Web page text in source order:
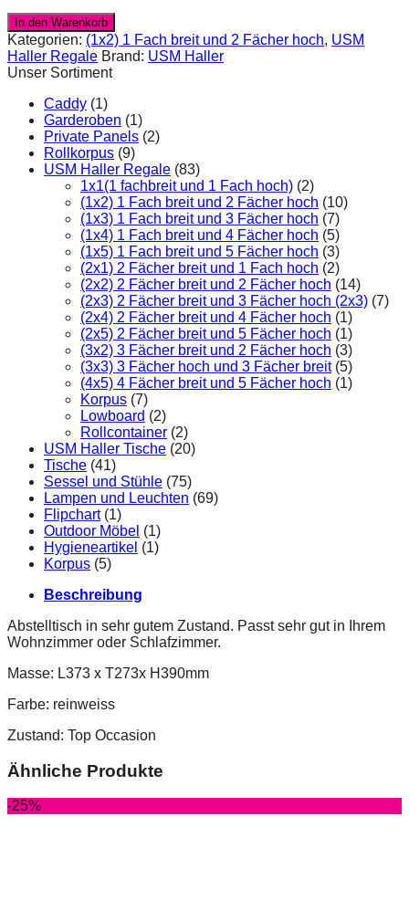
In den Warenkorb
Kategorien: (1x2) 1 Fach breit und 2 Fächer hoch, USM
Haller Regale Brand: USM Haller
Unser Sortiment
Caddy (1)
Garderoben (1)
Private Panels (2)
Rollkorpus (9)
USM Haller Regale (83)
1x1(1 fachbreit und 1 Fach hoch) (2)
(1x2) 1 Fach breit und 2 Fächer hoch (10)
(1x3) 1 Fach breit und 3 Fächer hoch (7)
(1x4) 1 Fach breit und 4 Fächer hoch (5)
(1x5) 1 Fach breit und 5 Fächer hoch (3)
(2x1) 2 Fächer breit und 1 Fach hoch (2)
(2x2) 2 Fächer breit und 2 Fächer hoch (14)
(2x3) 2 Fächer breit und 3 Fächer hoch (2x3) (7)
(2x4) 2 Fächer breit und 4 Fächer hoch (1)
(2x5) 2 Fächer breit und 5 Fächer hoch (1)
(3x2) 3 Fächer breit und 2 Fächer hoch (3)
(3x3) 3 Fächer hoch und 3 Fächer breit (5)
(4x5) 4 Fächer breit und 5 Fächer hoch (1)
Korpus (7)
Lowboard (2)
Rollcontainer (2)
USM Haller Tische (20)
Tische (41)
Sessel und Stühle (75)
Lampen und Leuchten (69)
Flipchart (1)
Outdoor Möbel (1)
Hygieneartikel (1)
Korpus (5)
Beschreibung
Abstelltisch in sehr gutem Zustand. Passt sehr gut in Ihrem
Wohnzimmer oder Schlafzimmer.
Masse: L373 x T273x H390mm
Farbe: reinweiss
Zustand: Top Occasion
Ähnliche Produkte
-25%